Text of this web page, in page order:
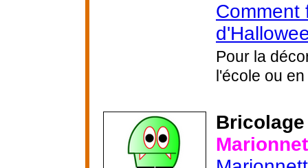
Comment
Pour la
l'école ou